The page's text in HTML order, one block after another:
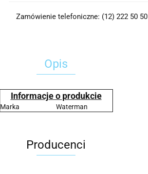
Zamówienie telefoniczne: (12) 222 50 50
Opis
Informacje o produkcie
Marka Waterman
Producenci